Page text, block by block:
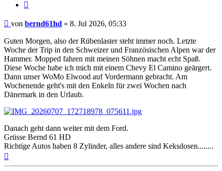
Beitrag
von bernd61hd » 8. Jul 2026, 05:33
Guten Morgen, also der Rübenlaster steht immer noch. Letzte
Woche der Trip in den Schweizer und Französischen Alpen war der
Hammer. Mopped fahren mit meinen Söhnen macht echt Spaß.
Diese Woche habe ich mich mit einem Chevy El Camino geärgert.
Dann unser WoMo Elwood auf Vordermann gebracht. Am
Wochenende geht's mit den Enkeln für zwei Wochen nach
Dänemark in den Urlaub.
Danach geht dann weiter mit dem Ford.
Grüsse Bernd 61 HD
Richtige Autos haben 8 Zylinder, alles andere sind Keksdosen........